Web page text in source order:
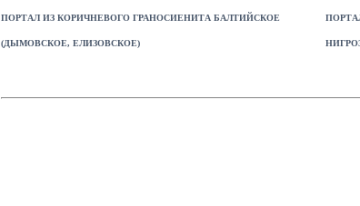
ПОРТАЛ ИЗ КОРИЧНЕВОГО ГРАНОСИЕНИТА БАЛТИЙСКОЕ
(ДЫМОВСКОЕ, ЕЛИЗОВСКОЕ)